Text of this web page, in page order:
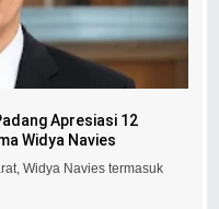
Apresiasi 12
Widya Navies
Widya Navies termasuk